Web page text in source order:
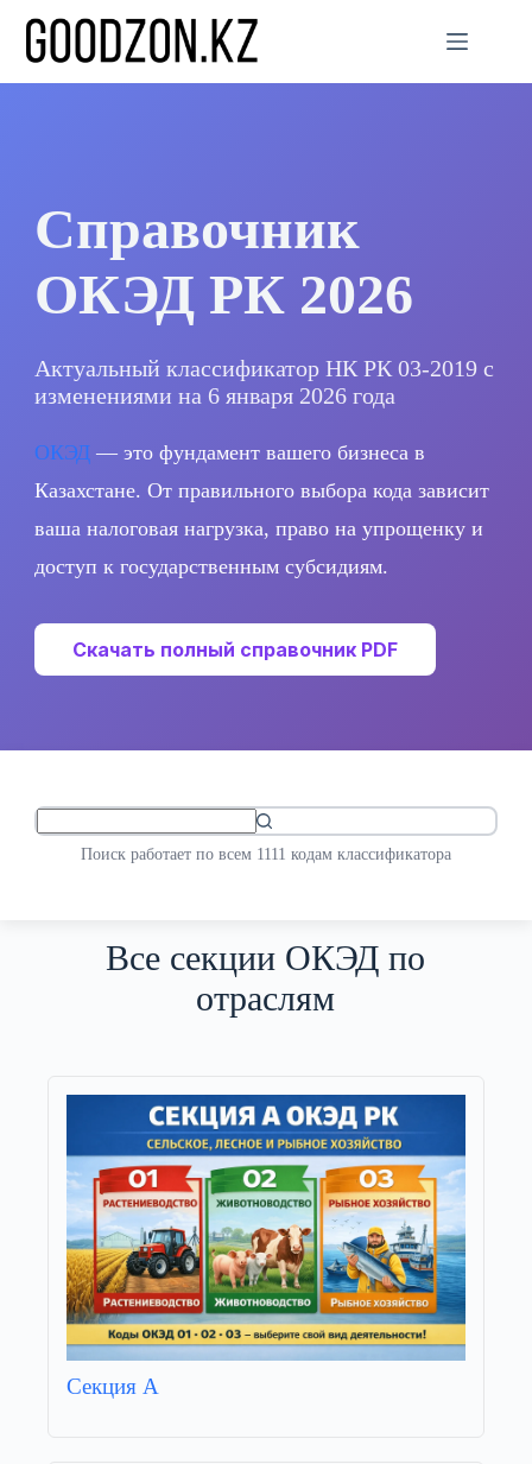
сути
Справочник
ОКЭД РК 2026
Актуальный классификатор НК РК 03-2019 с
изменениями на 6 января 2026 года
ОКЭД — это фундамент вашего бизнеса в
Казахстане. От правильного выбора кода зависит
ваша налоговая нагрузка, право на упрощенку и
доступ к государственным субсидиям.
Скачать полный справочник PDF
Поиск работает по всем 1111 кодам классификатора
Все секции ОКЭД по
отраслям
Секция А